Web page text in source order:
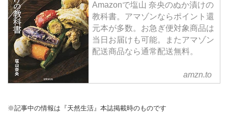
Amazonで塩山 奈央のぬか漬けの
教科書。アマゾンならポイント還
元本が多数。お急ぎ便対象商品は
当日お届けも可能。またアマゾン
配送商品なら通常配送無料。
amzn.to
※記事中の情報は『天然生活』本誌掲載時のものです